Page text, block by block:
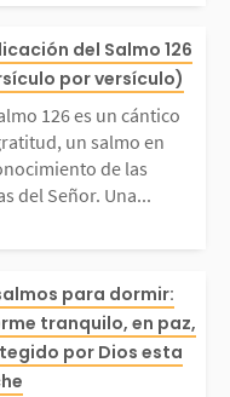
ins
Dio
debemos
presenta
entre la
la
a
126
de
en
las obras
Una
fue
del Salmo 126
por versículo)
126 es un cántico
un salmo en
de las
del Señor. Una...
no
porque
para dormir:
tranquilo, en paz,
por Dios esta